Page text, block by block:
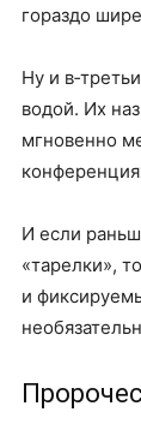
гораздо
Ну и
водой. Их
мгновенно
И если
«тарелки»,
и